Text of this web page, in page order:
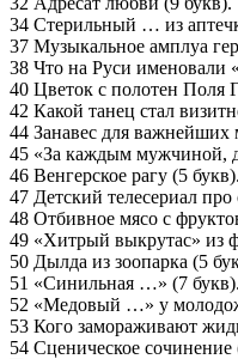
34 Стерильный … из
37 Музыкальное амплуа
38 Что на Руси именовали
40 Цветок с полотен Поля
42 Какой танец стал
44 Занавес для важнейших
45 «За каждым мужчиной,
46 Венгерское рагу (5 букв).
47 Детский телесериал
48 Отбивное мясо с
49 «Хитрый выкрутас» из
50 Дылда из зоопарка (5
51 «Синильная …» (7 букв).
52 «Медовый …» у
53 Кого замораживают
54 Сценическое сочинение